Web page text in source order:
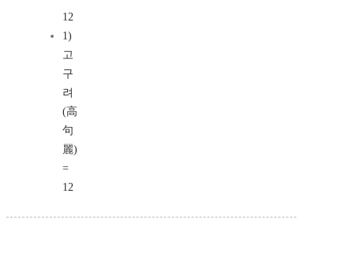
12
1)
고
구
려
(高
句
麗)
=
12